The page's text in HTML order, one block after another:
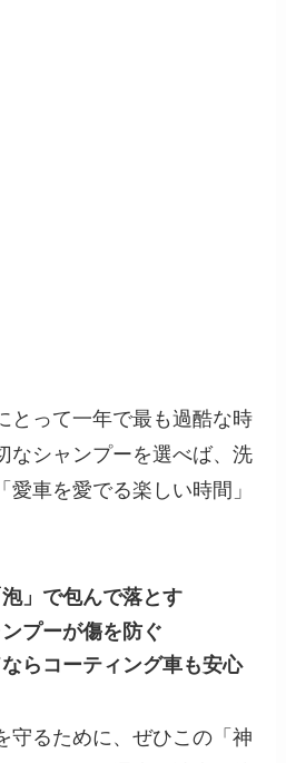
とって一年で最も過酷な時
なシャンプーを選べば、洗
車を愛でる楽しい時間」
」で包んで落とす
プーが傷を防ぐ
らコーティング車も安心
守るために、ぜひこの「神